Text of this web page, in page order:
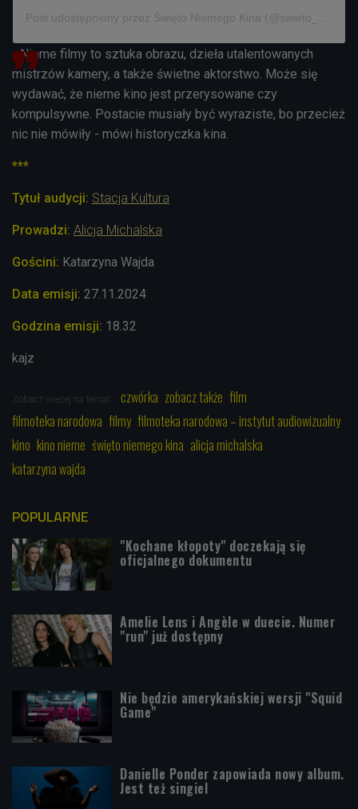
- Nieme filmy to sztuka obrazu, dzieła utalentowanych
mistrzów kamery, a także świetne aktorstwo. Może się
wydawać, że nieme kino jest przerysowane czy
kompulsywne. Postacie musiały być wyraziste, bo przecież
nic nie mówiły - mówi historyczka kina.
***
Tytuł audycji: Stacja Kultura
Prowadzi: Alicja Michalska
Gościni: Katarzyna Wajda
Data emisji: 27.11.2024
Godzina emisji: 18.32
kajz
Zobacz więcej na temat: czwórka zobacz także film
filmoteka narodowa filmy filmoteka narodowa – instytut audiowizualny
kino kino nieme święto niemego kina alicja michalska
katarzyna wajda
POPULARNE
"Kochane kłopoty" doczekają się
oficjalnego dokumentu
Amelie Lens i Angèle w duecie. Numer
"run" już dostępny
Nie będzie amerykańskiej wersji "Squid
Game"
Danielle Ponder zapowiada nowy album.
Jest też singiel